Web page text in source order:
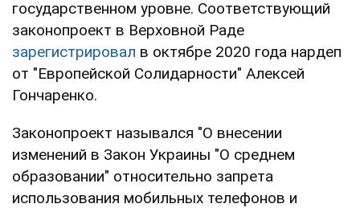
государственном уровне. Соответствующий
законопроект в Верховной Раде
зарегистрировал в октябре 2020 года нардеп
от "Европейской Солидарности" Алексей
Гончаренко.
Законопроект назывался "О внесении
изменений в Закон Украины "О среднем
образовании" относительно запрета
использования мобильных телефонов и